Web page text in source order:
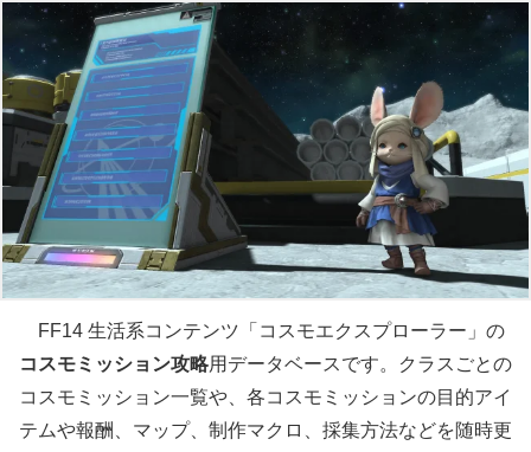
FF14 生活系コンテンツ「コスモエクスプローラー」の
コスモミッション攻略用データベースです。クラスごとの
コスモミッション一覧や、各コスモミッションの目的アイ
テムや報酬、マップ、制作マクロ、採集方法などを随時更